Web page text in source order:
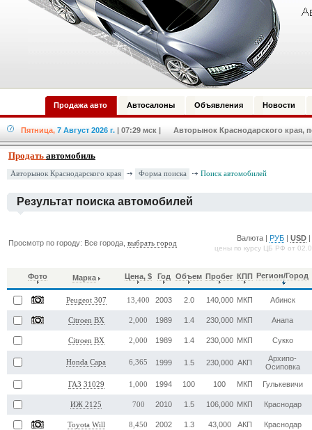
Продажа авто Автосалоны Объявления Новости
Пятница, 7 Август 2026 г. | 07:29 мск | Авторынок Краснодарского края,
Продать автомобиль
Авторынок Краснодарского края Форма поиска Поиск автомобилей
Результат поиска автомобилей
Просмотр по городу: Все города,выбрать город
Валюта | РУБ |USD
цены по курсу ЦБ РФ от
Фото Марка Цена, $ Год Объем Пробег КПП Регион/Город
Peugeot 307 13,400 2003 2.0 140,000 МКП Абинск
Citroen BX 2,000 1989 1.4 230,000 МКП Анапа
Citroen BX 2,000 1989 1.4 230,000 МКП Сукко
Honda Capa 6,365 1999 1.5 230,000 АКП
Архипо-
Осиповка
ГАЗ 31029 1,000 1994 100 100 МКП Гулькевичи
ИЖ 2125 700 2010 1.5 106,000 МКП Краснодар
Toyota Will 8,450 2002 1.3 43,000 АКП Краснодар